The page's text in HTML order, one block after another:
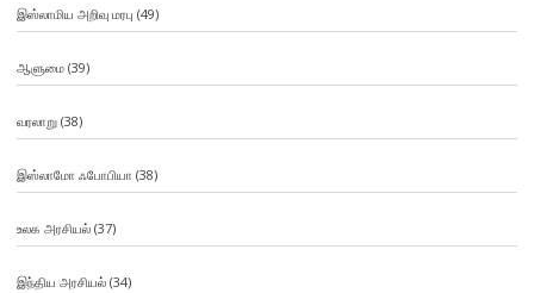
இஸ்லாமிய அறிவு மரபு (49)
ஆளுமை(39)
வரலாறு(38)
இஸ்லாமோ ஃபோபியா (38)
உலக அரசியல்(37)
இந்திய அரசியல்(34)